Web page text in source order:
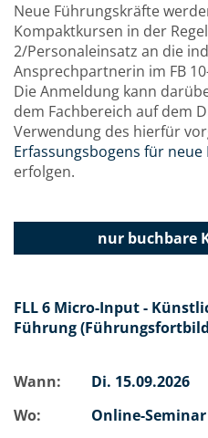
Neue Führungskräfte
Kompaktkursen in der
2/Personaleinsatz an die
Ansprechpartnerin im FB
Die Anmeldung kann
dem Fachbereich auf dem
Verwendung des hierfür
Erfassungsbogens für
erfolgen.
nur buchbare
FLL 6 Micro-Input -
Führung
Wann: Di. 15.09.2026
Wo:
Online-Seminar